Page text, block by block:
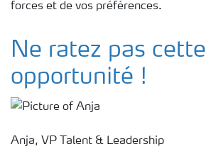
forces et de vos préférences.
Ne ratez pas cette
opportunité !
Anja, VP Talent & Leadership